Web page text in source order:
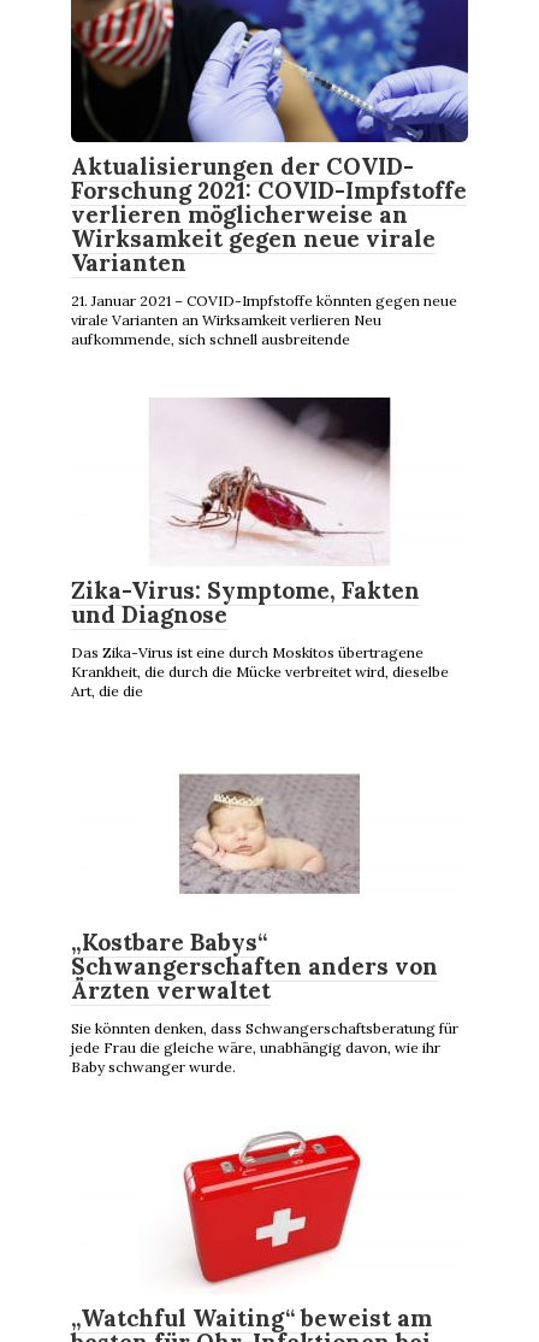
Aktualisierungen der COVID-
Forschung 2021: COVID-Impfstoffe
verlieren möglicherweise an
Wirksamkeit gegen neue virale
Varianten
21. Januar 2021 – COVID-Impfstoffe könnten gegen neue
virale Varianten an Wirksamkeit verlieren Neu
aufkommende, sich schnell ausbreitende
Zika-Virus: Symptome, Fakten
und Diagnose
Das Zika-Virus ist eine durch Moskitos übertragene
Krankheit, die durch die Mücke verbreitet wird, dieselbe
Art, die die
„Kostbare Babys“
Schwangerschaften anders von
Ärzten verwaltet
Sie könnten denken, dass Schwangerschaftsberatung für
jede Frau die gleiche wäre, unabhängig davon, wie ihr
Baby schwanger wurde.
„Watchful Waiting“ beweist am